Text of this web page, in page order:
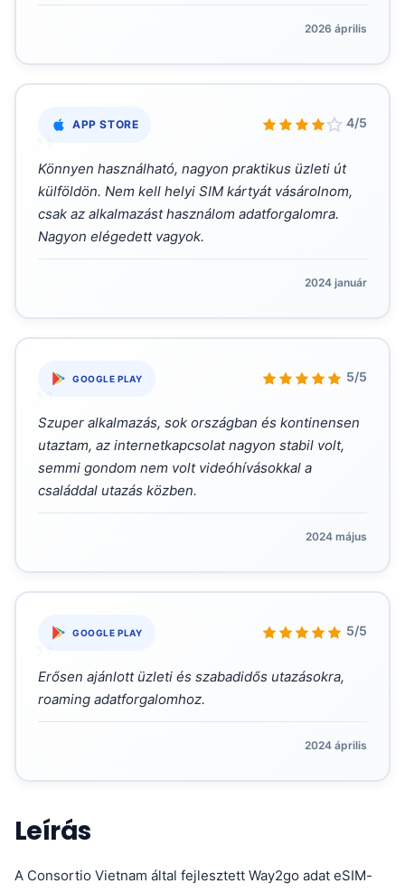
2026 április
APP STORE 4/5
Könnyen használható, nagyon praktikus üzleti út
külföldön. Nem kell helyi SIM kártyát vásárolnom,
csak az alkalmazást használom adatforgalomra.
Nagyon elégedett vagyok.
2024 január
GOOGLE PLAY 5/5
„
Szuper alkalmazás, sok országban és kontinensen
utaztam, az internetkapcsolat nagyon stabil volt,
semmi gondom nem volt videóhívásokkal a
családdal utazás közben.
2024 május
GOOGLE PLAY 5/5
„
Erősen ajánlott üzleti és szabadidős utazásokra,
roaming adatforgalomhoz.
2024 április
Leírás
A Consortio Vietnam által fejlesztett Way2go adat eSIM-